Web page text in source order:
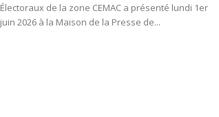
Électoraux de la zone CEMAC a présenté lundi 1er
juin 2026 à la Maison de la Presse de...